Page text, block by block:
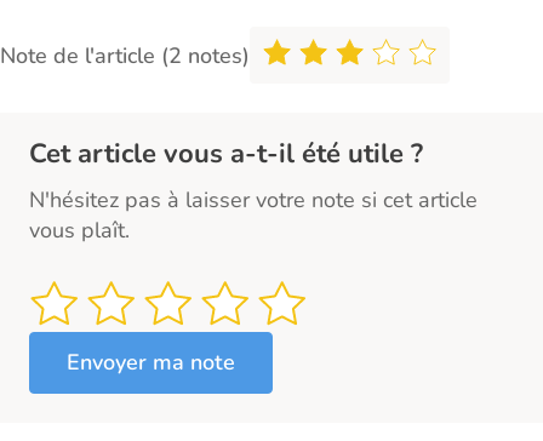
Note de l'article (2 notes)
Cet article vous a-t-il été utile ?
N'hésitez pas à laisser votre note si cet article
vous plaît.